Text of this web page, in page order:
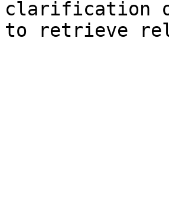
clarification